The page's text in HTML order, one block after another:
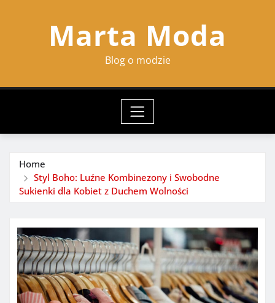
Marta Moda
Blog o modzie
Home
Styl Boho: Luźne Kombinezony i Swobodne
Sukienki dla Kobiet z Duchem Wolności